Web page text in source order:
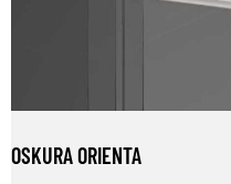
OSKURA ORIENTA